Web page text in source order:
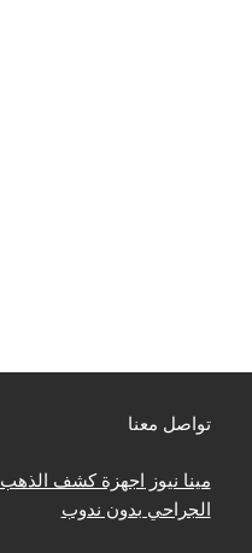
تواصل معنا
مينا نيوز اجهزة كشف الذهب
الجراحي بدون ندوب